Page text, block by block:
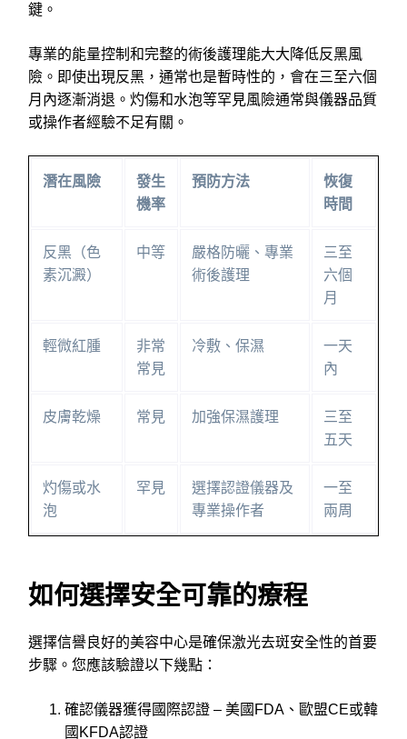
鍵。
專業的能量控制和完整的術後護理能大大降低反黑風
險。即使出現反黑，通常也是暫時性的，會在三至六個
月內逐漸消退。灼傷和水泡等罕見風險通常與儀器品質
或操作者經驗不足有關。
潛在風險
發生
機率
預防方法
恢復
時間
反黑（色
素沉澱）
中等
嚴格防曬、專業
術後護理
三至
六個
月
輕微紅腫
非常
常見
冷敷、保濕
一天
內
皮膚乾燥 常見 加強保濕護理
三至
五天
灼傷或水
泡
罕見
選擇認證儀器及
專業操作者
一至
兩周
如何選擇安全可靠的療程
選擇信譽良好的美容中心是確保激光去斑安全性的首要
步驟。您應該驗證以下幾點：
確認儀器獲得國際認證 – 美國FDA、歐盟CE或韓
國KFDA認證